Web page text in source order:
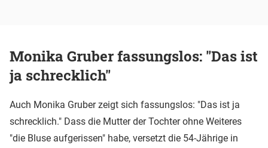
Monika Gruber fassungslos: "Das ist
ja schrecklich"
Auch Monika Gruber zeigt sich fassungslos: "Das ist ja
schrecklich." Dass die Mutter der Tochter ohne Weiteres
"die Bluse aufgerissen" habe, versetzt die 54-Jährige in